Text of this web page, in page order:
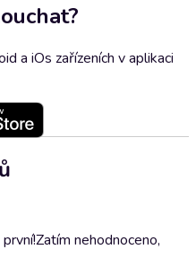
a iOs zařízeních v aplikaci
Zatím nehodnoceno,